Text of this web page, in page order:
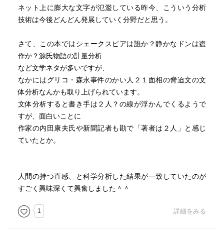
ネット上に膨大な文字が氾濫している昨今、こういう分析
技術は今後どんどん発展していく分野だと思う。
さて、この本ではシェークスピアは誰か？静かなドンは盗
作か？源氏物語の計量分析
など文学ネタが多いですが、
なかにはグリコ・森永事件のかい人２１面相の脅迫文の文
体分析なんかも取り上げられています。
文体分析すると書き手は２人？の線が浮かんでくるようで
すが、面白いことに
作家の内田康夫氏や新聞記者も勘で「著者は２人」と感じ
ていたとか。
人間の持つ直感、と科学分析した結果が一致していたのが
すごく興味深くて興奮しました＾＾
1 詳細をみる